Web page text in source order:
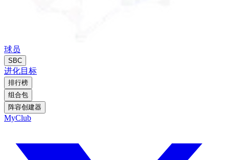
球员
SBC
进化目标
排行榜
组合包
阵容创建器
MyClub